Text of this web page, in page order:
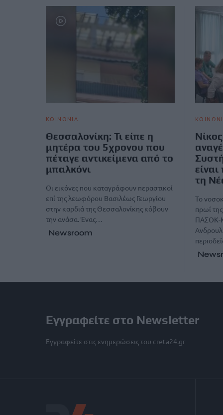
ΚΟΙΝΩΝΙΑ
Θεσσαλονίκη: Τι είπε η
μητέρα του 5χρονου που
πέταγε αντικείμενα από το
μπαλκόνι
Οι εικόνες που καταγράφουν περαστικοί
επί της λεωφόρου Βασιλέως Γεωργίου
στην καρδιά της Θεσσαλονίκης κόβουν
την ανάσα. Ένας…
Newsroom
τη
Το
πρωί
ΠΑΣΟΚ-
Εγγραφείτε στο Newsletter
Εγγραφείτε στις ενημερώσεις του creta24.gr